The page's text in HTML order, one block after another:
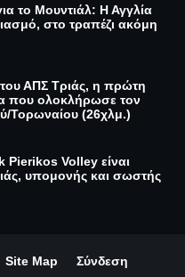
το Μουντιάλ: Η Αγγλία
στο τραπέζι ακόμη
ΑΠΣ Τριάς, η πρώτη
που ολοκλήρωσε τον
Τορωναίου (26χλμ.)
Pierikos Volley είναι
υπομονής και σωστής
Site Map Σύνδεση